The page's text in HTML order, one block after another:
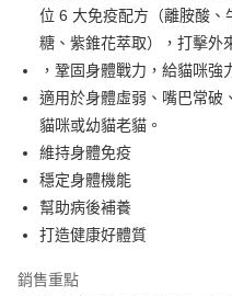
聯邦商業銀行
元大商業銀行
玉山商業銀行
台灣樂天信用卡公司
悠遊付
Google Pay
全盈+PAY
AFTEE先享後付
相關說明
【關於「AFTEE先享後付」】
AFTEE先享後付是「在收到商品
便利好安心！
１．簡單：不需註冊會員、不需綁
３．安心：先確認商品／服務後，
ATM付款
全家取貨付款
位 6 大免疫配方（離胺酸、
糖、紫錐花萃取），打擊外
，鞏固身體戰力，給貓咪強
適用於身體虛弱、嘴巴常破
貓咪或幼貓老貓。
維持身體免疫
穩定身體機能
幫助病後補養
打造健康好體質
銷售重點